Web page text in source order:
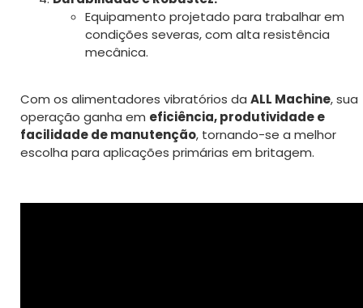
Equipamento projetado para trabalhar em
condições severas, com alta resistência
mecânica.
Com os alimentadores vibratórios da ALL Machine, sua
operação ganha em eficiência, produtividade e
facilidade de manutenção, tornando-se a melhor
escolha para aplicações primárias em britagem.